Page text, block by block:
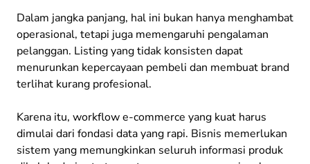
Dalam jangka panjang, hal ini bukan hanya menghambat
operasional, tetapi juga memengaruhi pengalaman
pelanggan. Listing yang tidak konsisten dapat
menurunkan kepercayaan pembeli dan membuat brand
terlihat kurang profesional.
Karena itu, workflow e-commerce yang kuat harus
dimulai dari fondasi data yang rapi. Bisnis memerlukan
sistem yang memungkinkan seluruh informasi produk